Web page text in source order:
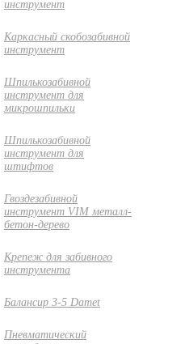
инструмент
Каркасный скобозабивной
инструмент
Шпилькозабивной
инструмент для
микрошпильки
Шпилькозабивной
инструмент для
штифтов
Гвоздезабивной
инструмент VIM металл-
бетон-дерево
Крепеж для забивного
инструмента
Балансир 3-5 Damet
Пневматический